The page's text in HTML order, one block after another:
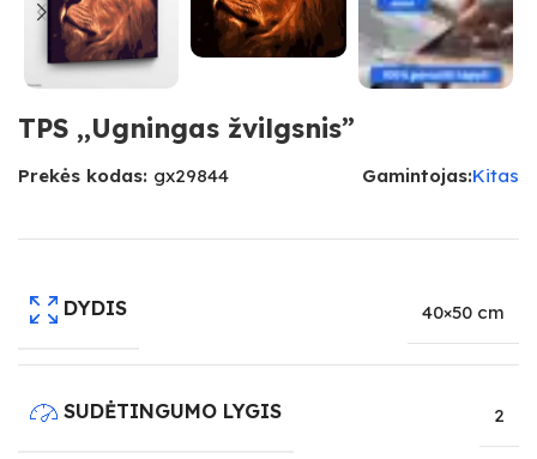
TPS ,,Ugningas žvilgsnis”
Prekės kodas: gx29844 Gamintojas:Kitas
DYDIS 40×50 cm
SUDĖTINGUMO LYGIS 2